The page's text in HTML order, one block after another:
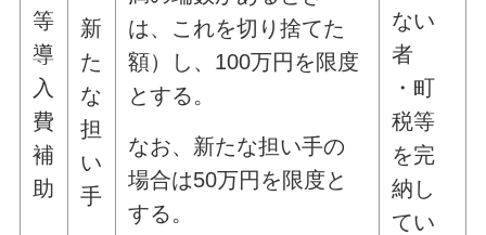
等
導
入
費
補
助
新
た
な
担
い
手
は、これを切り捨てた
額）し、100万円を限度
とする。
なお、新たな担い手の
場合は50万円を限度と
する。
ない
者
・町
税等
を完
納し
てい